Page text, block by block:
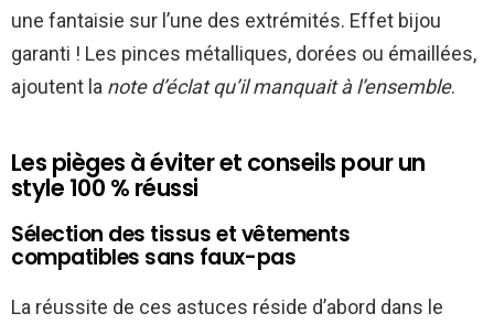
une fantaisie sur l’une des extrémités. Effet bijou
garanti ! Les pinces métalliques, dorées ou émaillées,
ajoutent la note d’éclat qu’il manquait à l’ensemble.
Les pièges à éviter et conseils pour un
style 100 % réussi
Sélection des tissus et vêtements
compatibles sans faux-pas
La réussite de ces astuces réside d’abord dans le